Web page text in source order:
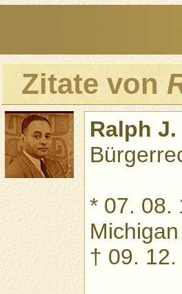
Zitate von
Ralph
* 07. 08.
Michigan
† 09.